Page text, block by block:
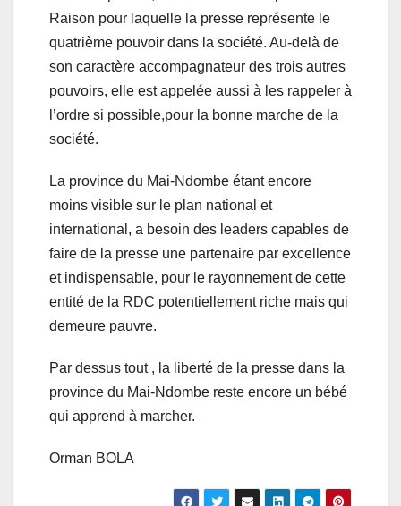
Raison pour laquelle la presse représente le
quatrième pouvoir dans la société. Au-delà de
son caractère accompagnateur des trois autres
pouvoirs, elle est appelée aussi à les rappeler à
l’ordre si possible,pour la bonne marche de la
société.
La province du Mai-Ndombe étant encore
moins visible sur le plan national et
international, a besoin des leaders capables de
faire de la presse une partenaire par excellence
et indispensable, pour le rayonnement de cette
entité de la RDC potentiellement riche mais qui
demeure pauvre.
Par dessus tout , la liberté de la presse dans la
province du Mai-Ndombe reste encore un bébé
qui apprend à marcher.
Orman BOLA